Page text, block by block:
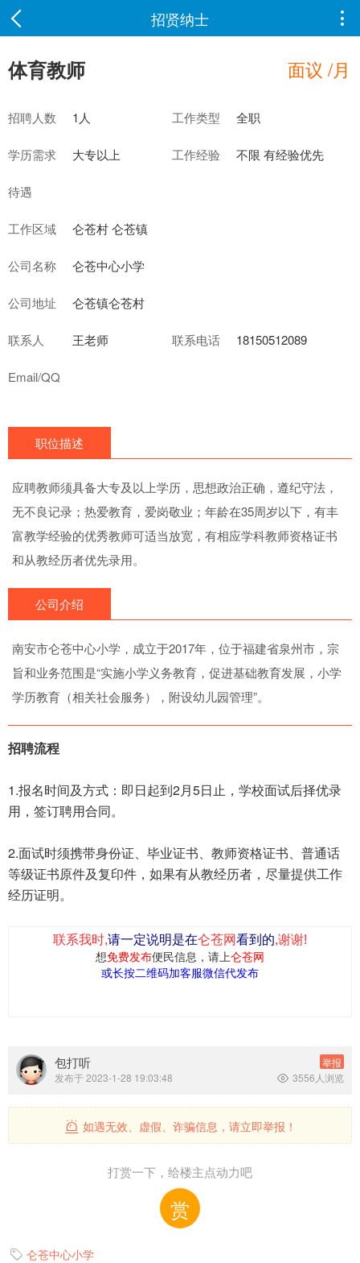
招贤纳士 
体育教师 面议 /月
招聘人数 1人 工作类型 全职
学历需求 大专以上 工作经验 不限 有经验优先
待遇
工作区域 仑苍村 仑苍镇
公司名称 仑苍中心小学
公司地址 仑苍镇仑苍村
联系人 王老师 联系电话 18150512089
Email/QQ
职位描述
应聘教师须具备大专及以上学历，思想政治正确，遵纪守法，
无不良记录；热爱教育，爱岗敬业；年龄在35周岁以下，有丰
富教学经验的优秀教师可适当放宽，有相应学科教师资格证书
和从教经历者优先录用。
公司介绍
南安市仑苍中心小学，成立于2017年，位于福建省泉州市，宗
旨和业务范围是“实施小学义务教育，促进基础教育发展，小学
学历教育（相关社会服务），附设幼儿园管理”。
招聘流程
1.报名时间及方式：即日起到2月5日止，学校面试后择优录
用，签订聘用合同。
2.面试时须携带身份证、毕业证书、教师资格证书、普通话
等级证书原件及复印件，如果有从教经历者，尽量提供工作
经历证明。
联系我时,请一定说明是在仑苍网看到的,谢谢!
想免费发布便民信息，请上仑苍网
或长按二维码加客服微信代发布
包打听
举报
发布于 2023-1-28 19:03:48
 3556人浏览
 如遇无效、虚假、诈骗信息，请立即举报！
打赏一下，给楼主点动力吧
赏
 仑苍中心小学